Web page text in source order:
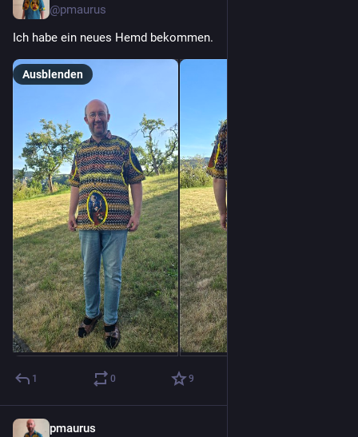
@pmaurus
Ich habe ein neues Hemd bekommen.
Ausblenden
1 0 9
pmaurus